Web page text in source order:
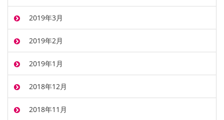
2019年3月
2019年2月
2019年1月
2018年12月
2018年11月